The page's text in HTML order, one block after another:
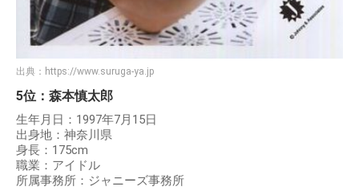
出典： https://www.suruga-ya.jp
5位：森本慎太郎
生年月日：1997年7月15日
出身地：神奈川県
身長：175cm
職業：アイドル
所属事務所：ジャニーズ事務所